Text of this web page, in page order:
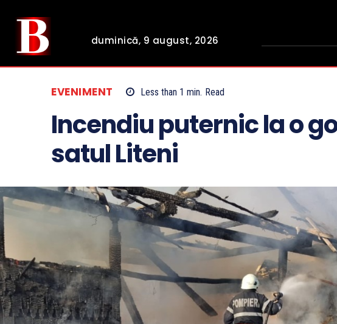
duminică, 9 august, 2026
EVENIMENT Less than 1 min. Read
Incendiu puternic la o
satul Liteni